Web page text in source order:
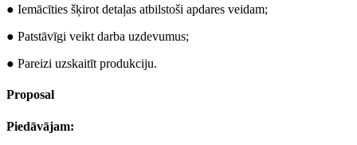
● Iemācīties šķirot detaļas atbilstoši apdares veidam;
● Patstāvīgi veikt darba uzdevumus;
● Pareizi uzskaitīt produkciju.
Proposal
Piedāvājam: